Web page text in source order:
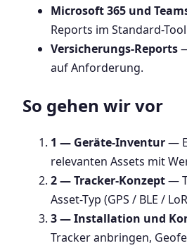
Microsoft 365 und
Reports im Standard-
Versicherungs-Reports
auf Anforderung.
So gehen wir vor
1 — Geräte-Inventur—
relevanten Assets mit
2 — Tracker-Konzept—
Asset-Typ (GPS / BLE /
3 — Installation und
Tracker anbringen,